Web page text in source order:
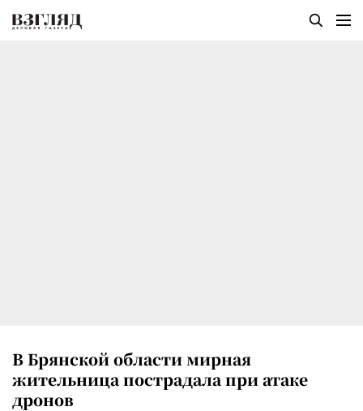
В Брянской области мирная
жительница пострадала при атаке
дронов